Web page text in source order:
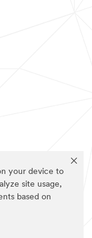
your device to
site usage,
based on